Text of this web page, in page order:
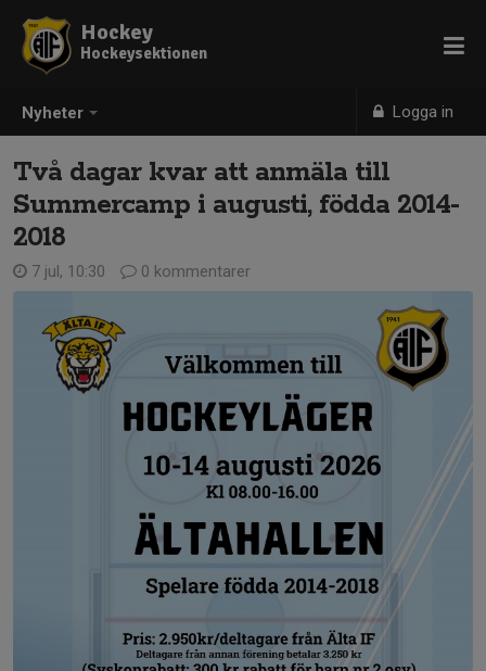
Nyheter Logga in
Hockey
Hockeysektionen
Två dagar kvar att anmäla till
Summercamp i augusti, födda 2014-
2018
7 jul, 10:30 0 kommentarer